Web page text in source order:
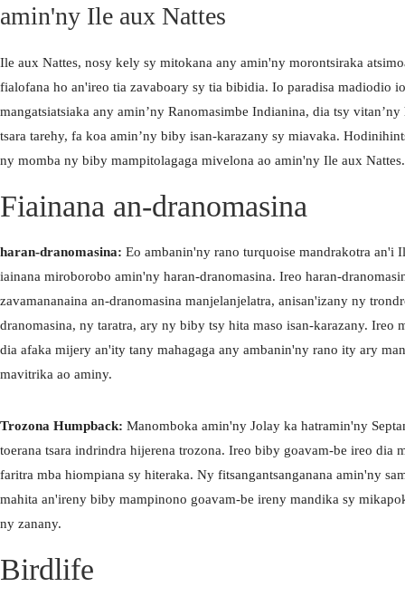
Instagram
AURORA
amin'ny Ile aux Nattes
Ile aux Nattes, nosy kely sy mitokana any amin'ny morontsiraka
fialofana ho an'ireo tia zavaboary sy tia bibidia. Io paradisa madiodio
mangatsiatsiaka any amin’ny Ranomasimbe Indianina, dia tsy
tsara tarehy, fa koa amin’ny biby isan-karazany sy miavaka.
ny momba ny biby mampitolagaga mivelona ao amin'ny Ile aux Nattes.
Fiainana an-dranomasina
haran-dranomasina: Eo ambanin'ny rano turquoise mandrakotra an'i
iainana miroborobo amin'ny haran-dranomasina. Ireo haran-
zavamananaina an-dranomasina manjelanjelatra, anisan'izany ny
dranomasina, ny taratra, ary ny biby tsy hita maso isan-karazany. Ireo
dia afaka mijery an'ity tany mahagaga any ambanin'ny rano ity ary
mavitrika ao aminy.
Trozona Humpback: Manomboka amin'ny Jolay ka hatramin'ny
toerana tsara indrindra hijerena trozona. Ireo biby goavam-be ireo dia
faritra mba hiompiana sy hiteraka. Ny fitsangantsanganana amin'ny
mahita an'ireny biby mampinono goavam-be ireny mandika sy
ny zanany.
Birdlife